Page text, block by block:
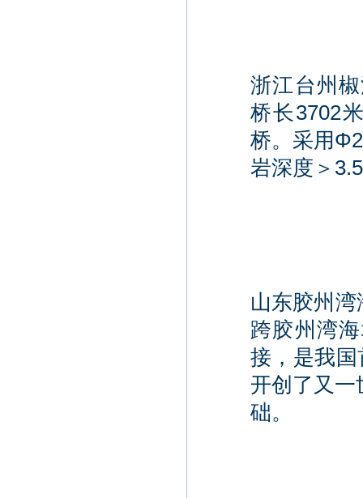
浙江台州
桥长3702
桥。采用
岩深度＞
山东胶州
跨胶州湾
接，是我
开创了又
础。